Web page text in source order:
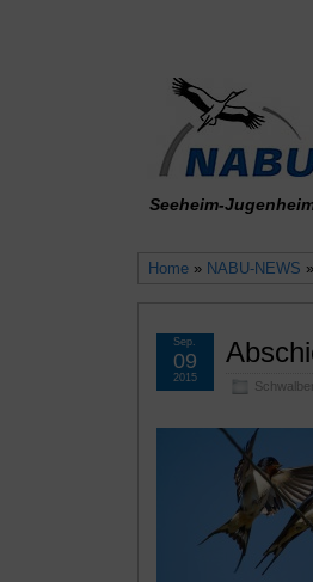
Seeheim-
Home» NABU-NEWS »
Sep.
09
2015